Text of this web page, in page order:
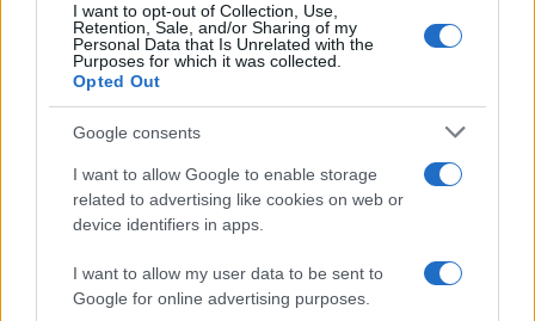
I want to opt-out of Collection, Use,
Retention, Sale, and/or Sharing of my
Personal Data that Is Unrelated with the
Purposes for which it was collected.
Opted Out
Google consents
I want to allow Google to enable storage
related to advertising like cookies on web or
device identifiers in apps.
I want to allow my user data to be sent to
Google for online advertising purposes.
50 /50
2000 /2000
Υποβολή σχολίου
Όροι Χρήσης . Το site προστατεύεται από reCAPTCHA, ισχύουν
Πολιτική Απορρήτου&Όροι Χρήσηςτης Google.